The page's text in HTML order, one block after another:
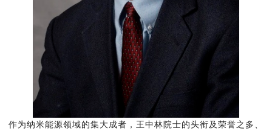
作为纳米能源领域的集大成者，王中林院士的头衔及荣誉之多、